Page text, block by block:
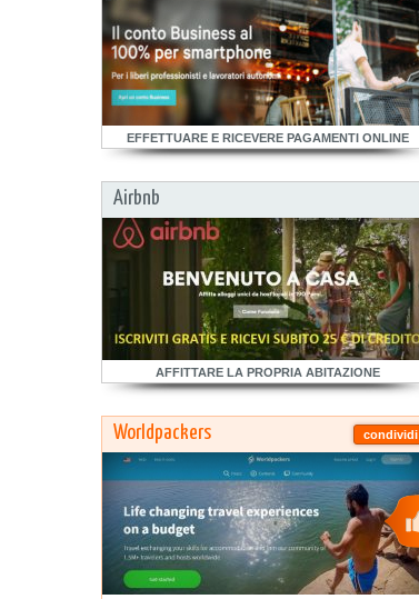
EFFETTUARE E RICEVERE PAGAMENTI ONLINE
Airbnb
AFFITTARE LA PROPRIA ABITAZIONE
condividi
Worldpackers